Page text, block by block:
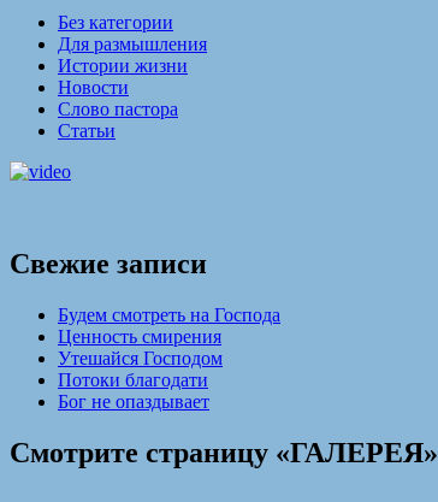
Без категории
Для размышления
Истории жизни
Новости
Слово пастора
Статьи
Свежие записи
Будем смотреть на Господа
Ценность смирения
Утешайся Господом
Потоки благодати
Бог не опаздывает
Смотрите страницу «ГАЛЕРЕЯ»